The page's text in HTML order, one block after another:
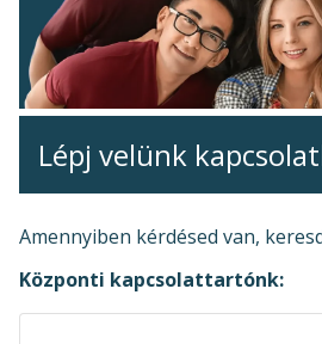
Lépj velünk
Amennyiben kérdésed van,
Központi kapcsolattartónk: